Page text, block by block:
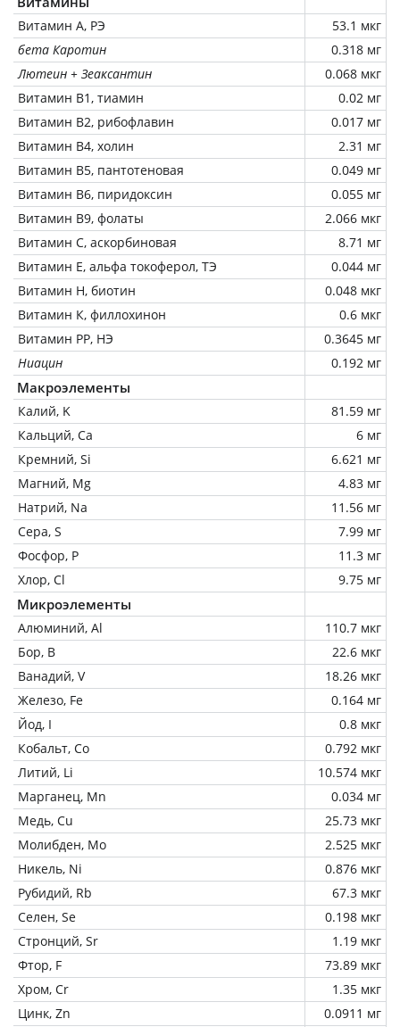
Витамин А, РЭ
53.1 мкг
бета Каротин
0.318 мг
Лютеин + Зеаксантин
0.068 мкг
Витамин В1, тиамин
0.02 мг
Витамин В2, рибофлавин
0.017 мг
Витамин В4, холин
2.31 мг
Витамин В5, пантотеновая
0.049 мг
Витамин В6, пиридоксин
0.055 мг
Витамин В9, фолаты
2.066 мкг
Витамин C, аскорбиновая
8.71 мг
Витамин Е, альфа токоферол, ТЭ
0.044 мг
Витамин Н, биотин
0.048 мкг
Витамин К, филлохинон
0.6 мкг
Витамин РР, НЭ
0.3645 мг
Ниацин
0.192 мг
Макроэлементы
Калий, K
81.59 мг
Кальций, Ca
6 мг
Кремний, Si
6.621 мг
Магний, Mg
4.83 мг
Натрий, Na
11.56 мг
Сера, S
7.99 мг
Фосфор, P
11.3 мг
Хлор, Cl
9.75 мг
Микроэлементы
Алюминий, Al
110.7 мкг
Бор, B
22.6 мкг
Ванадий, V
18.26 мкг
Железо, Fe
0.164 мг
Йод, I
0.8 мкг
Кобальт, Co
0.792 мкг
Литий, Li
10.574 мкг
Марганец, Mn
0.034 мг
Медь, Cu
25.73 мкг
Молибден, Mo
2.525 мкг
Никель, Ni
0.876 мкг
Рубидий, Rb
67.3 мкг
Селен, Se
0.198 мкг
Стронций, Sr
1.19 мкг
Фтор, F
73.89 мкг
Хром, Cr
1.35 мкг
Цинк, Zn
0.0911 мг